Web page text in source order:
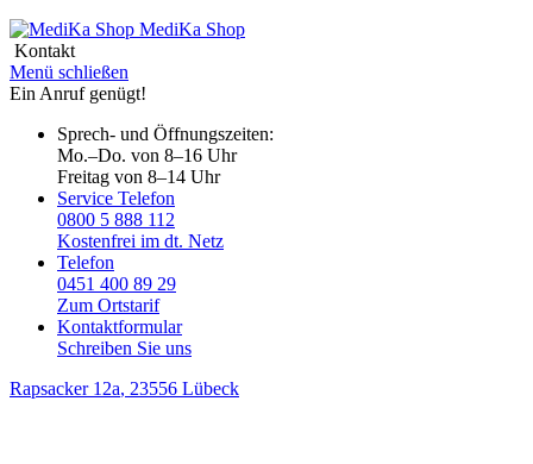
MediKa Shop
Kontakt
Menü schließen
Ein Anruf genügt!
Sprech- und Öffnungszeiten:
Mo.–Do. von 8–16 Uhr
Freitag von 8–14 Uhr
Service Telefon
0800 5 888 112
Kostenfrei im dt. Netz
Telefon
0451 400 89 29
Zum Ortstarif
Kontaktformular
Schreiben Sie uns
Rapsacker 12a, 23556 Lübeck